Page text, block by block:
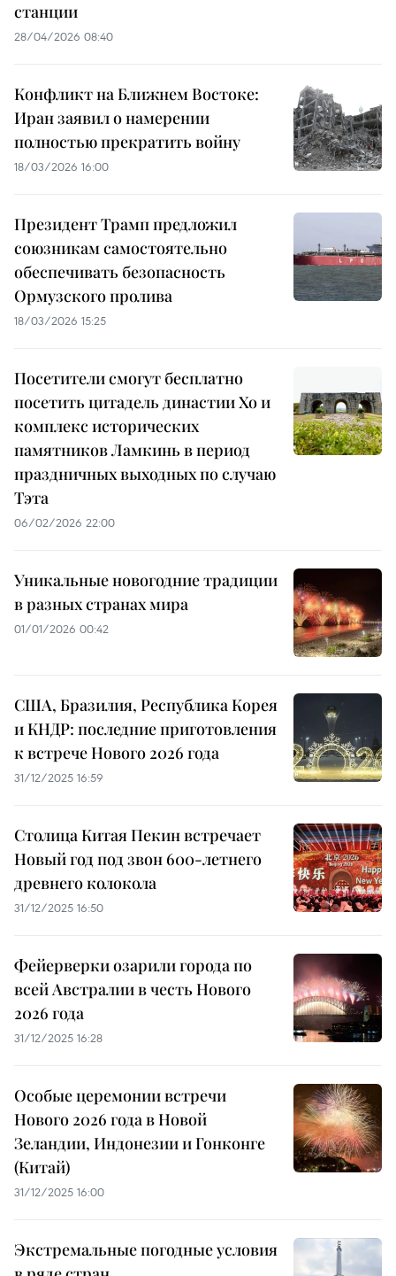
станции
28/04/2026 08:40
Конфликт на Ближнем Востоке:
Иран заявил о намерении
полностью прекратить войну
18/03/2026 16:00
Президент Трамп предложил
союзникам самостоятельно
обеспечивать безопасность
Ормузского пролива
18/03/2026 15:25
Посетители смогут бесплатно
посетить цитадель династии Хо и
комплекс исторических
памятников Ламкинь в период
праздничных выходных по случаю
Тэта
06/02/2026 22:00
Уникальные новогодние традиции
в разных странах мира
01/01/2026 00:42
США, Бразилия, Республика Корея
и КНДР: последние приготовления
к встрече Нового 2026 года
31/12/2025 16:59
Столица Китая Пекин встречает
Новый год под звон 600-летнего
древнего колокола
31/12/2025 16:50
Фейерверки озарили города по
всей Австралии в честь Нового
2026 года
31/12/2025 16:28
Особые церемонии встречи
Нового 2026 года в Новой
Зеландии, Индонезии и Гонконге
(Китай)
31/12/2025 16:00
Экстремальные погодные условия